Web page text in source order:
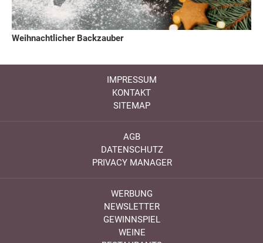
Weihnachtlicher Backzauber
IMPRESSUM
KONTAKT
SITEMAP
AGB
DATENSCHUTZ
PRIVACY MANAGER
WERBUNG
NEWSLETTER
GEWINNSPIEL
WEINE